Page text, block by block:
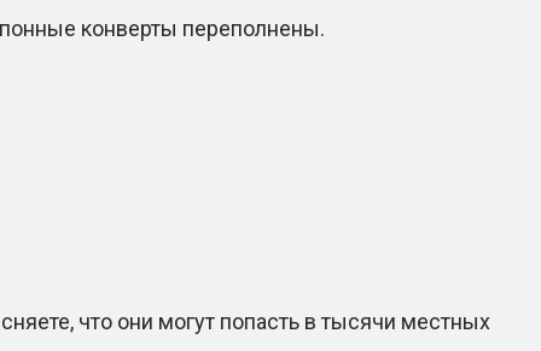
конверты переполнены.
что они могут попасть в тысячи местных